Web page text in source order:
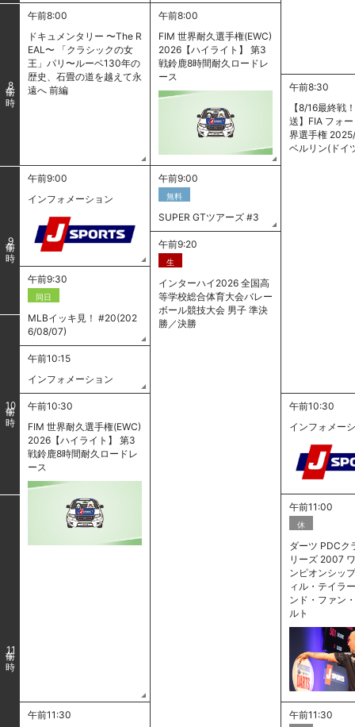
8
午前8:00
ドキュメンタリー 〜The R
EAL〜 「クラシックの女
王」パリ〜ルーベ130年の
歴史、石畳の道を越えて永
遠へ 前編
午前8:00
FIM 世界耐久選手権(EWC)
2026【ハイライト】 第3
戦鈴鹿8時間耐久ロードレ
ース
午前8:30
【8/16最終戦
送】FIA フォ
界選手権
ベルリン(ドイ
9
午前9:00
インフォメーション
午前9:00
無料
SUPER GTツアーズ #3
午前9:20
生
インターハイ2026 全国高
等学校総合体育大会バレー
ボール競技大会 男子 準決
勝／決勝
午前9:30
同日
MLBイッキ見！ #20(202
6/08/07)
10
午前10:15
インフォメーション
午前10:30
FIM 世界耐久選手権(EWC)
2026【ハイライト】 第3
戦鈴鹿8時間耐久ロードレ
ース
午前10:30
インフォメー
11
午前11:00
休
ダーツ PDCク
リーズ 2007
ンピオンシッ
ィル・テイラ
ンド・ファン
ルト
午前11:30
午前11:30